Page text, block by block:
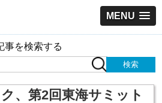
MENU
事を検索する
、第2回東海サミット